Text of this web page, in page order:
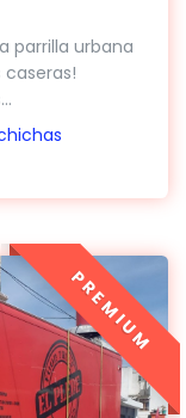
parrilla urbana
PREMIUM